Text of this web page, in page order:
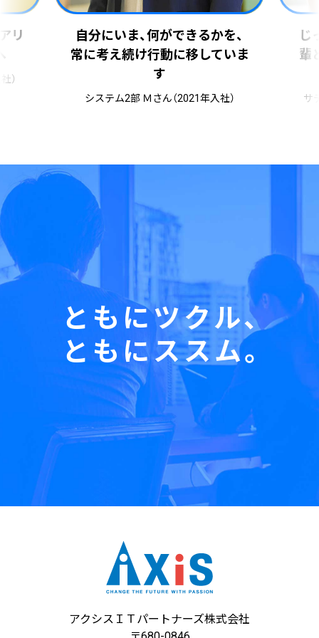
るかを、
じっくり1年をかける研修、先
輩との1対1の壁打ちが実務に
サテライト2部 Ｔさん（2022年入社）
ともにツクル、
ともにススム。
アクシスＩＴパートナーズ株式会社